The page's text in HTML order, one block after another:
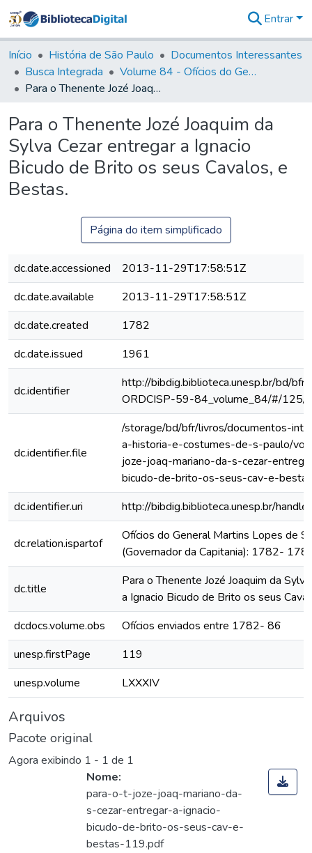
&
Coleções
Tudo na
Biblioteca
Estatísticas
Entrar
Início História de São Paulo
Documentos Interessantes
Busca Integrada
Volume 84 - Ofícios do General Martins Lopes de Saldanha (Governador da Capitania): 1782- 1786
Para o Thenente Jozé Joaquim da Sylva Cezar entregar a Ignacio Bicudo de Brito os seus Cavalos, e Bestas.
Para o Thenente Jozé Joaquim da
Sylva Cezar entregar a Ignacio
Bicudo de Brito os seus Cavalos, e
Bestas.
Página do item simplificado
dc.date.accessioned
2013-11-29T17:58:51Z
dc.date.available
2013-11-29T17:58:51Z
dc.date.created
1782
dc.date.issued
1961
dc.identifier
http://bibdig.biblioteca.unesp.br/bd/
ORDCISP-59-84_volume_84/#/125/
dc.identifier.file
/storage/bd/bfr/livros/documentos-
a-historia-e-costumes-de-s-paulo/
joze-joaq-mariano-da-s-cezar-
bicudo-de-brito-os-seus-cav-e-
dc.identifier.uri
http://bibdig.biblioteca.unesp.br/
dc.relation.ispartof
Ofícios do General Martins Lopes de
(Governador da Capitania): 1782-
dc.title
Para o Thenente Jozé Joaquim da
a Ignacio Bicudo de Brito os seus
dcdocs.volume.obs
Ofícios enviados entre 1782- 86
unesp.firstPage
119
unesp.volume
LXXXIV
Arquivos
Pacote original
Agora exibindo 1 - 1 de 1
Nome:
para-o-t-joze-joaq-mariano-da-
s-cezar-entregar-a-ignacio-
bicudo-de-brito-os-seus-cav-e-
bestas-119.pdf